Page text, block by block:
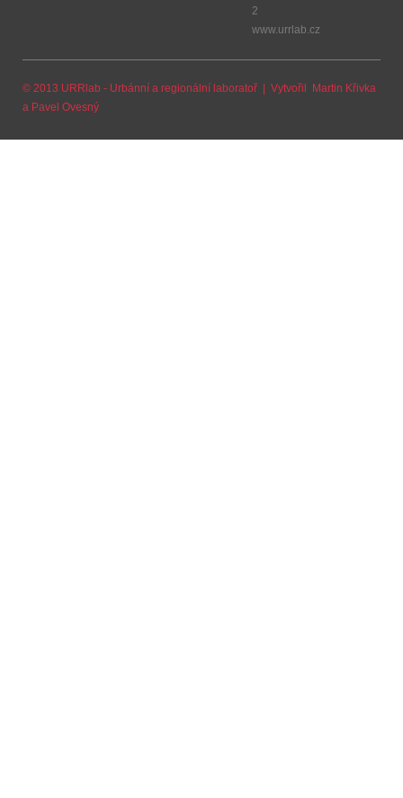
2
www.urrlab.cz
© 2013 URRlab - Urbánní a regionální laboratoř | Vytvořil
Martin Křivka
a Pavel Ovesný